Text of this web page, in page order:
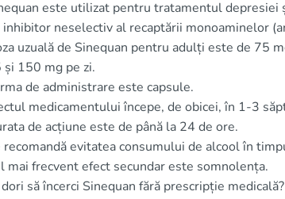
este utilizat pentru tratamentul depresiei
inhibitor neselectiv al recaptării monoaminelor
uzuală de Sinequan pentru adulți este de 75
și 150 mg pe zi.
de administrare este capsule.
medicamentului începe, de obicei, în 1-3
de acțiune este de până la 24 de ore.
recomandă evitatea consumului de alcool în
mai frecvent efect secundar este somnolența.
să încerci Sinequan fără prescripție medicală?